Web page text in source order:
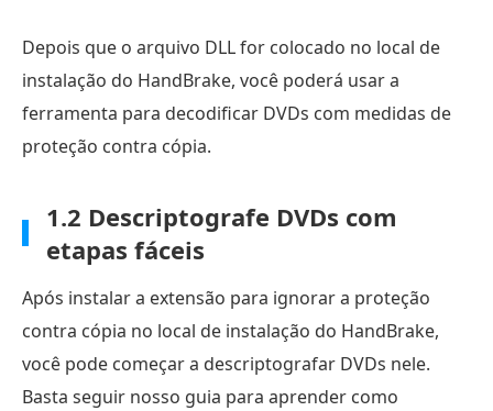
Depois que o arquivo DLL for colocado no local de
instalação do HandBrake, você poderá usar a
ferramenta para decodificar DVDs com medidas de
proteção contra cópia.
1.2 Descriptografe DVDs com
etapas fáceis
Após instalar a extensão para ignorar a proteção
contra cópia no local de instalação do HandBrake,
você pode começar a descriptografar DVDs nele.
Basta seguir nosso guia para aprender como